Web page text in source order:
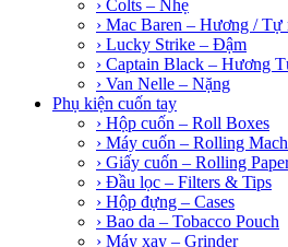
› Colts – Nhẹ
› Mac Baren – Hương / Tự
› Lucky Strike – Đậm
› Captain Black – Hương
› Van Nelle – Nặng
Phụ kiện cuốn tay
› Hộp cuốn – Roll Boxes
› Máy cuốn – Rolling
› Giấy cuốn – Rolling
› Đầu lọc – Filters & Tips
› Hộp đựng – Cases
› Bao da – Tobacco Pouch
› Máy xay – Grinder